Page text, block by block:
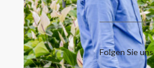
Folgen Sie uns